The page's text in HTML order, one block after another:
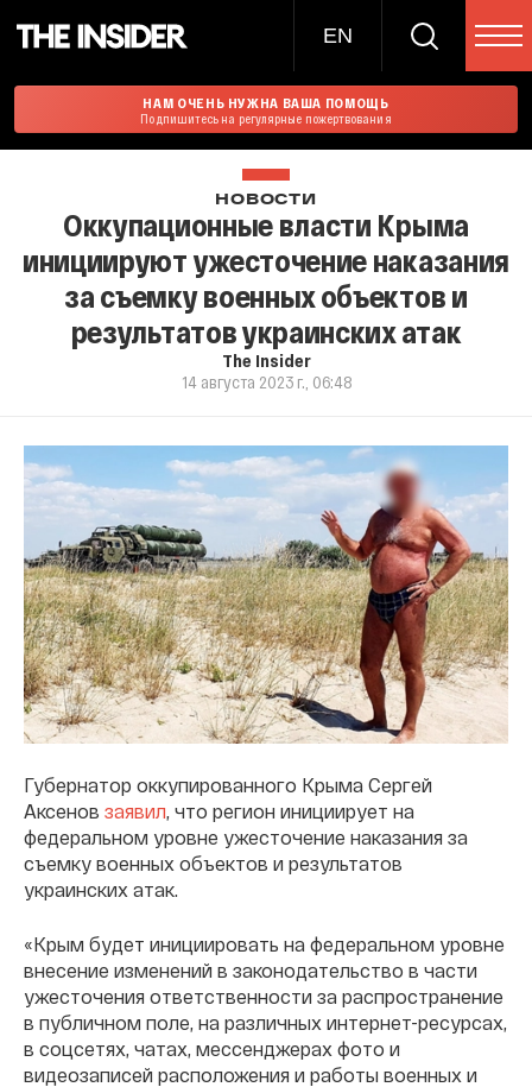
EN
НАМ ОЧЕНЬ НУЖНА ВАША ПОМОЩЬ
Подпишитесь на регулярные пожертвования
НОВОСТИ
Оккупационные власти Крыма
инициируют ужесточение наказания
за съемку военных объектов и
результатов украинских атак
The Insider
14 августа 2023 г., 06:48
Губернатор оккупированного Крыма Сергей
Аксенов заявил , что регион инициирует на
федеральном уровне ужесточение наказания за
съемку военных объектов и результатов
украинских атак.
«Крым будет инициировать на федеральном уровне
внесение изменений в законодательство в части
ужесточения ответственности за распространение
в публичном поле, на различных интернет-ресурсах,
в соцсетях, чатах, мессенджерах фото и
видеозаписей расположения и работы военных и